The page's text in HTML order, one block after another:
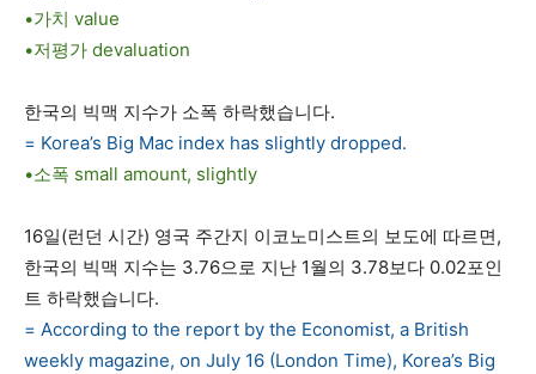
•가치 value
•저평가 devaluation
한국의 빅맥 지수가 소폭 하락했습니다.
= Korea’s Big Mac index has slightly dropped.
•소폭 small amount, slightly
16일(런던 시간) 영국 주간지 이코노미스트의 보도에 따르면,
한국의 빅맥 지수는 3.76으로 지난 1월의 3.78보다 0.02포인
트 하락했습니다.
= According to the report by the Economist, a British
weekly magazine, on July 16 (London Time), Korea’s Big